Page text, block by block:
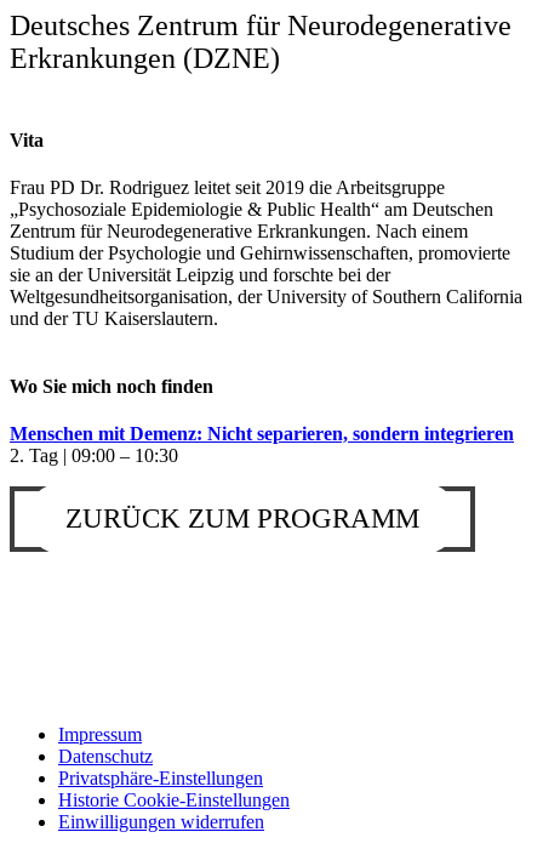
Deutsches Zentrum für Neurodegenerative
Erkrankungen (DZNE)
Vita
Frau PD Dr. Rodriguez leitet seit 2019 die Arbeitsgruppe
„Psychosoziale Epidemiologie & Public Health“ am Deutschen
Zentrum für Neurodegenerative Erkrankungen. Nach einem
Studium der Psychologie und Gehirnwissenschaften, promovierte
sie an der Universität Leipzig und forschte bei der
Weltgesundheitsorganisation, der University of Southern California
und der TU Kaiserslautern.
Wo Sie mich noch finden
Menschen mit Demenz: Nicht separieren, sondern integrieren
2. Tag | 09:00 – 10:30
ZURÜCK ZUM PROGRAMM
Impressum
Datenschutz
Privatsphäre-Einstellungen
Historie Cookie-Einstellungen
Einwilligungen widerrufen